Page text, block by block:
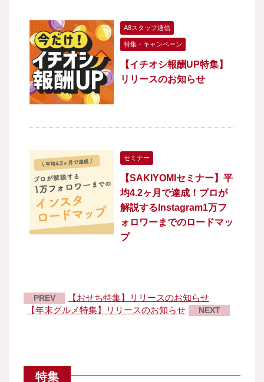
A8スタッフ通信
特集・キャンペーン
【イチオシ報酬UP特集】
リリースのお知らせ
セミナー
【SAKIYOMIセミナー】平
均4.2ヶ月で達成！プロが
解説するInstagram1万フ
ォロワーまでのロードマッ
プ
PREV
【おせち特集】リリースのお知らせ
【年末グルメ特集】リリースのお知らせ
NEXT
特集